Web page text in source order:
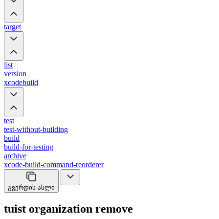
target
list
version
xcodebuild
test
test-without-building
build
build-for-testing
archive
xcode-build-command-reorderer
გვერდის ასლი
tuist organization remove